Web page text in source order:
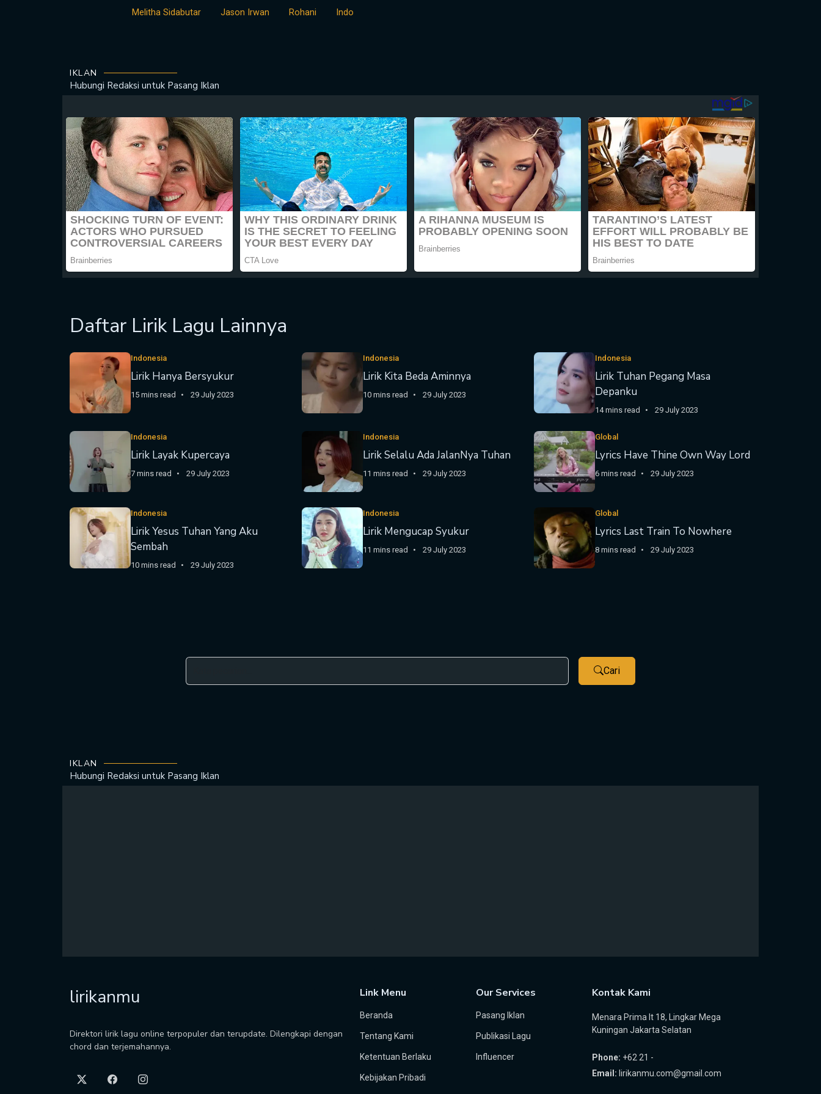
Melitha Sidabutar Jason Irwan Rohani Indo
IKLAN
Hubungi Redaksi untuk Pasang Iklan
Daftar Lirik Lagu Lainnya
Indonesia
Lirik Hanya Bersyukur
15 mins read 29 July 2023
Indonesia
Lirik Kita Beda Aminnya
10 mins read 29 July 2023
Indonesia
Lirik Tuhan Pegang Masa
Depanku
14 mins read 29 July 2023
Indonesia
Lirik Layak Kupercaya
7 mins read 29 July 2023
Indonesia
Lirik Selalu Ada JalanNya Tuhan
11 mins read 29 July 2023
Global
Lyrics Have Thine Own Way Lord
6 mins read 29 July 2023
Indonesia
Lirik Yesus Tuhan Yang Aku
Sembah
10 mins read 29 July 2023
Indonesia
Lirik Mengucap Syukur
11 mins read 29 July 2023
Global
Lyrics Last Train To Nowhere
8 mins read 29 July 2023
Cari
IKLAN
Hubungi Redaksi untuk Pasang Iklan
lirikanmu
Direktori lirik lagu online terpopuler dan terupdate. Dilengkapi dengan
chord dan terjemahannya.
Link Menu
Beranda
Tentang Kami
Ketentuan Berlaku
Kebijakan Pribadi
Our Services
Pasang Iklan
Publikasi Lagu
Influencer
Kontak Kami
Menara Prima lt 18, Lingkar Mega
Kuningan Jakarta Selatan
Phone: +62 21 -
Email: lirikanmu.com@gmail.com